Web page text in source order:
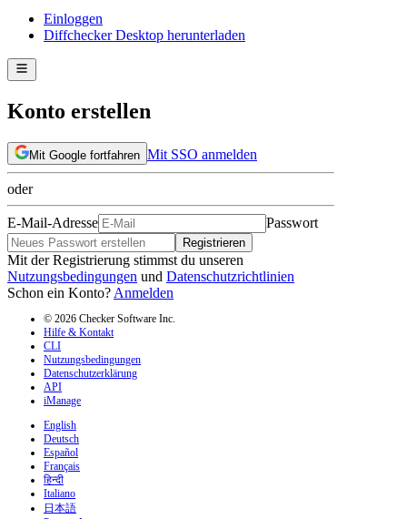
Einloggen
Diffchecker Desktop herunterladen
Konto erstellen
Mit Google fortfahren Mit SSO anmelden
oder
E-Mail-Adresse Passwort
Registrieren
Mit der Registrierung stimmst du unseren
Nutzungsbedingungen und Datenschutzrichtlinien
Schon ein Konto? Anmelden
© 2026 Checker Software Inc.
Hilfe & Kontakt
CLI
Nutzungsbedingungen
Datenschutzerklärung
API
iManage
English
Deutsch
Español
Français
हिन्दी
Italiano
日本語